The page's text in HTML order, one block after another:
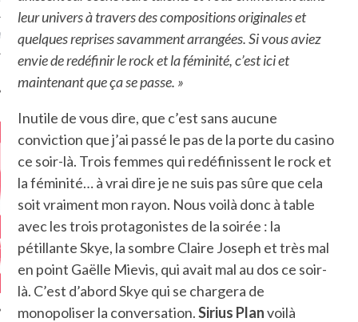
leur univers à travers des compositions originales et
quelques reprises savamment arrangées. Si vous aviez
envie de redéfinir le rock et la féminité, c’est ici et
maintenant que ça se passe. »
Inutile de vous dire, que c’est sans aucune
conviction que j’ai passé le pas de la porte du casino
ce soir-là. Trois femmes qui redéfinissent le rock et
la féminité… à vrai dire je ne suis pas sûre que cela
soit vraiment mon rayon. Nous voilà donc à table
avec les trois protagonistes de la soirée : la
pétillante Skye, la sombre Claire Joseph et très mal
en point Gaëlle Mievis, qui avait mal au dos ce soir-
là. C’est d’abord Skye qui se chargera de
monopoliser la conversation.Sirius Planvoilà